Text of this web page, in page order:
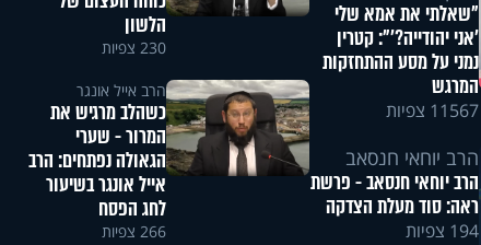
"שאלתי את אמא שלי
'אני יהודייה?'": קטרין
נמני על מסע ההתחזקות
המרגש
11567 צפיות
הרב יוחאי חנסאב
הרב יוחאי חנסאב - פרשת
ראה: סוד מעלת הצדקה
194 צפיות
הלשון
230 צפיות
הרב אייל אונגר
כשהלב מרגיש את
המרור - שערי
הגאולה נפתחים: הרב
אייל אונגר בשיעור
לחג הפסח
266 צפיות